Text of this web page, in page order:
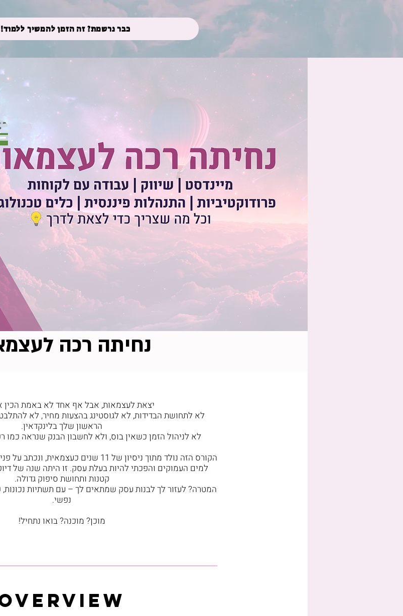
כבר נרשמת? זה הזמן להמשיך ללמוד!
נחיתה רכה
לא לתחושת הבדידות, לא לגוסטינג בהצעות מחיר, לא
הקורס הזה נולד מתוך ניסיון של 11 שנים
למים העמוקים והפכתי להיות בעלת עסק. זו היתה שנה של
המטרה? לעזור לך לבנות עסק שמתאים לך – עם תשתיות
מוכן? מוכנה? בואו נתחיל!